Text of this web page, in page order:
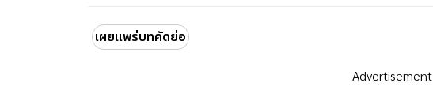
เผยแพร่บทคัดย่อ
Advertisement